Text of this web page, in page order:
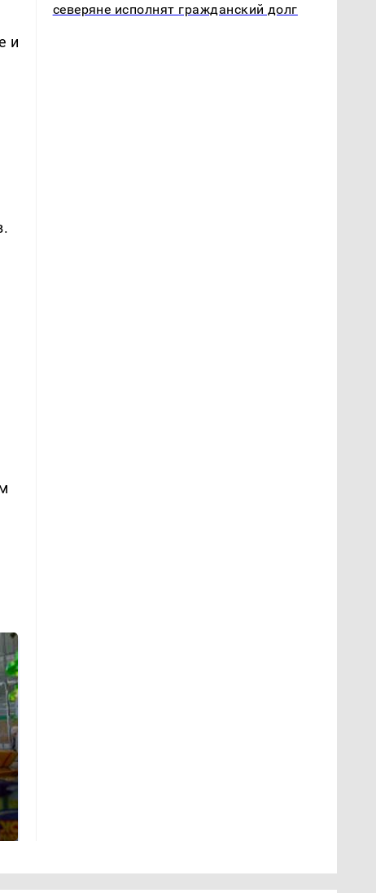
и
северяне исполнят гражданский долг